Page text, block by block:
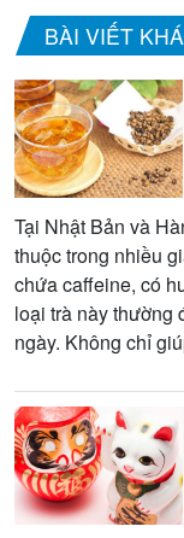
BÀI VIẾT
Tại Nhật Bản và
thuộc trong nhiều
chứa caffeine, có
loại trà này thường
ngày. Không chỉ